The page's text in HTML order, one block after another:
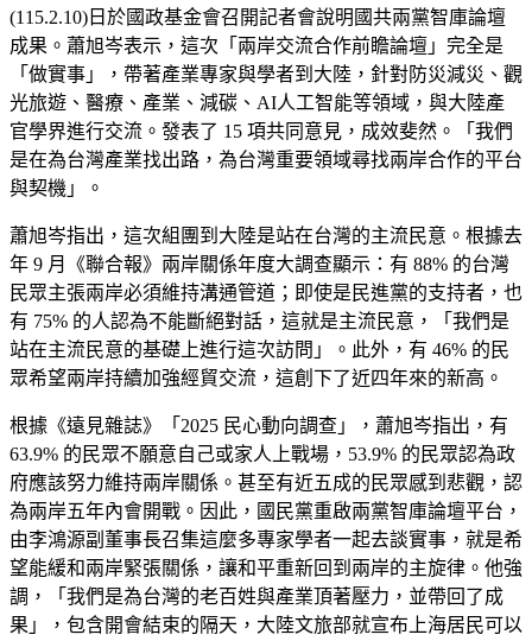
(115.2.10)日於國政基金會召開記者會說明國共兩黨智庫論壇
成果。蕭旭岑表示，這次「兩岸交流合作前瞻論壇」完全是
「做實事」，帶著產業專家與學者到大陸，針對防災減災、觀
光旅遊、醫療、產業、減碳、AI人工智能等領域，與大陸產
官學界進行交流。發表了 15 項共同意見，成效斐然。「我們
是在為台灣產業找出路，為台灣重要領域尋找兩岸合作的平台
與契機」。
蕭旭岑指出，這次組團到大陸是站在台灣的主流民意。根據去
年 9 月《聯合報》兩岸關係年度大調查顯示：有 88% 的台灣
民眾主張兩岸必須維持溝通管道；即使是民進黨的支持者，也
有 75% 的人認為不能斷絕對話，這就是主流民意，「我們是
站在主流民意的基礎上進行這次訪問」。此外，有 46% 的民
眾希望兩岸持續加強經貿交流，這創下了近四年來的新高。
根據《遠見雜誌》「2025 民心動向調查」，蕭旭岑指出，有
63.9% 的民眾不願意自己或家人上戰場，53.9% 的民眾認為政
府應該努力維持兩岸關係。甚至有近五成的民眾感到悲觀，認
為兩岸五年內會開戰。因此，國民黨重啟兩黨智庫論壇平台，
由李鴻源副董事長召集這麼多專家學者一起去談實事，就是希
望能緩和兩岸緊張關係，讓和平重新回到兩岸的主旋律。他強
調，「我們是為台灣的老百姓與產業頂著壓力，並帶回了成
果」，包含開會結束的隔天，大陸文旅部就宣布上海居民可以